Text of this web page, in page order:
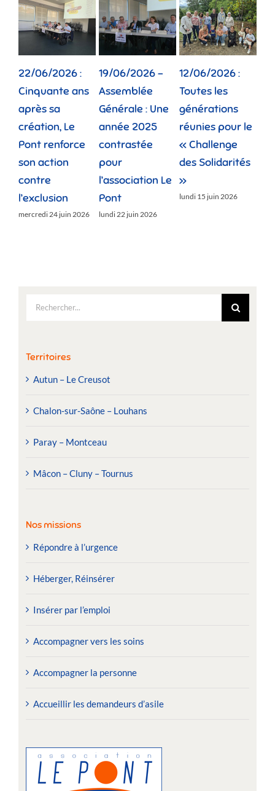
22/06/2026 :
Cinquante ans
après sa
création, Le
Pont renforce
son action
contre
l’exclusion
mercredi 24 juin 2026
19/06/2026 –
Assemblée
Générale : Une
année 2025
contrastée
pour
l’association Le
Pont
lundi 22 juin 2026
12/06/2026 :
Toutes les
générations
réunies pour le
« Challenge
des Solidarités
»
lundi 15 juin 2026
Rechercher:
Territoires
Autun – Le Creusot
Chalon-sur-Saône – Louhans
Paray – Montceau
Mâcon – Cluny – Tournus
Nos missions
Répondre à l’urgence
Héberger, Réinsérer
Insérer par l’emploi
Accompagner vers les soins
Accompagner la personne
Accueillir les demandeurs d’asile